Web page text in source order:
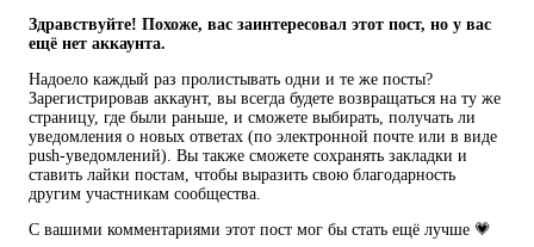
Здравствуйте! Похоже, вас заинтересовал этот пост, но у вас
ещё нет аккаунта.
Надоело каждый раз пролистывать одни и те же посты?
Зарегистрировав аккаунт, вы всегда будете возвращаться на ту же
страницу, где были раньше, и сможете выбирать, получать ли
уведомления о новых ответах (по электронной почте или в виде
push-уведомлений). Вы также сможете сохранять закладки и
ставить лайки постам, чтобы выразить свою благодарность
другим участникам сообщества.
С вашими комментариями этот пост мог бы стать ещё лучше 💗